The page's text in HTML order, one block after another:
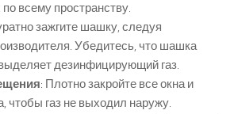
всему пространству.
зажгите шашку, следуя
Убедитесь, что шашка
дезинфицирующий газ.
: Плотно закройте все окна и
чтобы газ не выходил наружу.